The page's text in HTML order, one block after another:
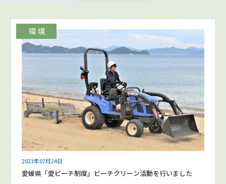
2023年07月24日
愛媛県「愛ビーチ制度」ビーチクリーン活動を行いました